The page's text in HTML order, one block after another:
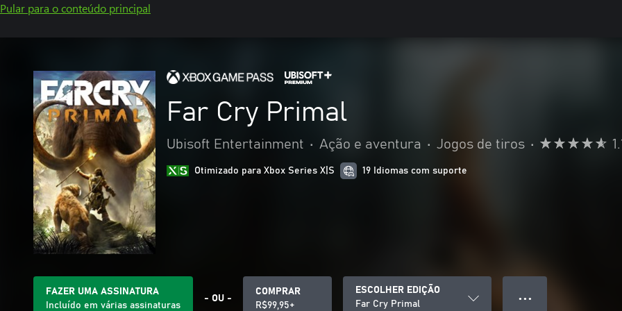
Pular para o conteúdo principal
Far Cry Primal
Ubisoft Entertainment • Ação e aventura • Jogos de tiros •
Otimizado para Xbox Series X|S 19 Idiomas com suporte
FAZER UMA ASSINATURA
Incluído em várias assinaturas
- OU -
COMPRAR
R$99,95+
ESCOLHER EDIÇÃO
Far Cry Primal
● ● ●